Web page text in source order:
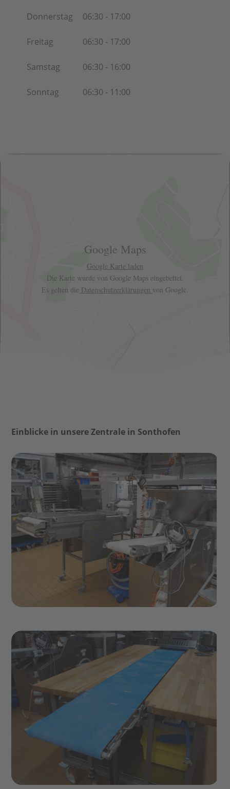
Donnerstag 06:30 - 17:00
Freitag 06:30 - 17:00
Samstag 06:30 - 16:00
Sonntag 06:30 - 11:00
Google Maps
Google Karte laden
Die Karte wurde von Google Maps eingebettet.
Es gelten die Datenschutzerklärungen von Google.
Einblicke in unsere Zentrale in Sonthofen